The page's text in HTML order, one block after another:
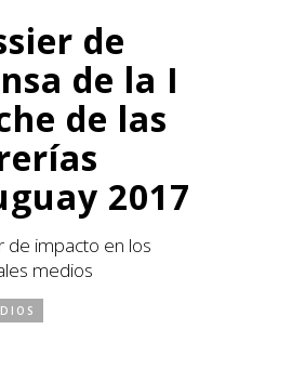
de
de la I
de las
2017
de impacto en los
medios